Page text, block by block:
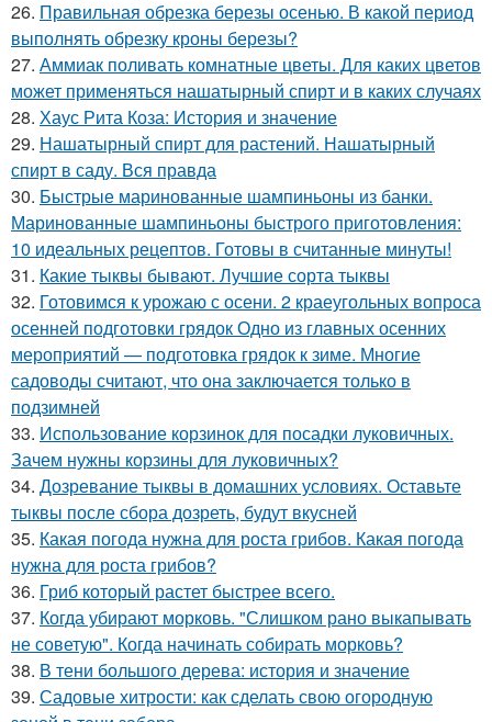
26. Правильная обрезка березы осенью. В какой период
выполнять обрезку кроны березы?
27. Аммиак поливать комнатные цветы. Для каких цветов
может применяться нашатырный спирт и в каких случаях
28. Хаус Рита Коза: История и значение
29. Нашатырный спирт для растений. Нашатырный
спирт в саду. Вся правда
30. Быстрые маринованные шампиньоны из банки.
Маринованные шампиньоны быстрого приготовления:
10 идеальных рецептов. Готовы в считанные минуты!
31. Какие тыквы бывают. Лучшие сорта тыквы
32. Готовимся к урожаю с осени. 2 краеугольных вопроса
осенней подготовки грядок Одно из главных осенних
мероприятий — подготовка грядок к зиме. Многие
садоводы считают, что она заключается только в
подзимней
33. Использование корзинок для посадки луковичных.
Зачем нужны корзины для луковичных?
34. Дозревание тыквы в домашних условиях. Оставьте
тыквы после сбора дозреть, будут вкусней
35. Какая погода нужна для роста грибов. Какая погода
нужна для роста грибов?
36. Гриб который растет быстрее всего.
37. Когда убирают морковь. "Слишком рано выкапывать
не советую". Когда начинать собирать морковь?
38. В тени большого дерева: история и значение
39. Садовые хитрости: как сделать свою огородную